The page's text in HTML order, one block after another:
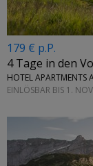
179 € p.P.
4 Tage in den
HOTEL APARTMENTS
EINLÖSBAR BIS 1.